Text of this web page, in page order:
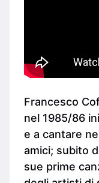
Francesco
nel 1985/86
e a cantare
amici; subito
sue prime